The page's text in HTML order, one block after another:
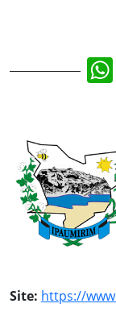
Site: https://